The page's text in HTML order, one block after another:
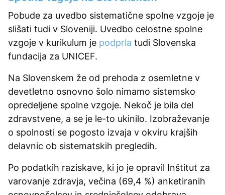
Pobude za uvedbo sistematične spolne vzgoje je
slišati tudi v Sloveniji. Uvedbo celostne spolne
vzgoje v kurikulum je podprla tudi Slovenska
fundacija za UNICEF.
Na Slovenskem že od prehoda z osemletne v
devetletno osnovno šolo nimamo sistemsko
opredeljene spolne vzgoje. Nekoč je bila del
zdravstvene, a se je le-to ukinilo. Izobraževanje
o spolnosti se pogosto izvaja v okviru krajših
delavnic ob sistematskih pregledih.
Po podatkih raziskave, ki jo je opravil Inštitut za
varovanje zdravja, večina (69,4 %) anketiranih